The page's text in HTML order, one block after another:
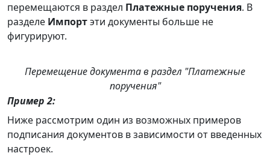
перемещаются в раздел Платежные поручения. В
разделе Импортэти документы больше не
фигурируют.
Перемещение документа в раздел "Платежные
поручения"
Пример 2:
Ниже рассмотрим один из возможных примеров
подписания документов в зависимости от введенных
настроек.